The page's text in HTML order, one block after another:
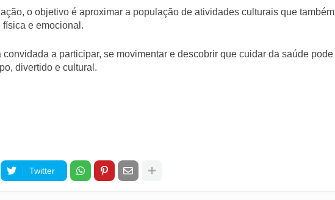
o objetivo é aproximar a população de atividades culturais que também
e emocional.
convidada a participar, se movimentar e descobrir que cuidar da saúde pode
divertido e cultural.
Twitter